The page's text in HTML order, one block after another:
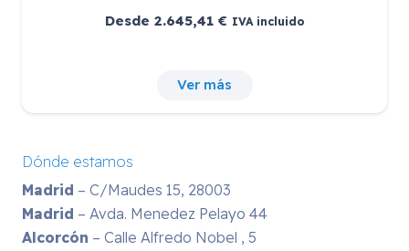
Desde 2.645,41€ IVA incluido
Ver más
Dónde estamos
Madrid – C/Maudes 15, 28003
Madrid – Avda. Menedez Pelayo 44
Alcorcón – Calle Alfredo Nobel , 5